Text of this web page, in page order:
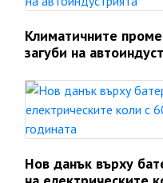
Климатичните
загуби на
Нов данък върху